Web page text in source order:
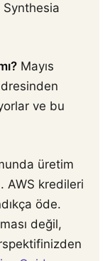
Synthesia
Mayıs
ve bu
üretim
AWS kredileri
öde.
değil,